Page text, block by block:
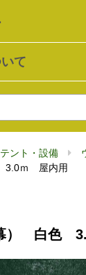
て
ント・設備
ｍ 屋内用
） 白色